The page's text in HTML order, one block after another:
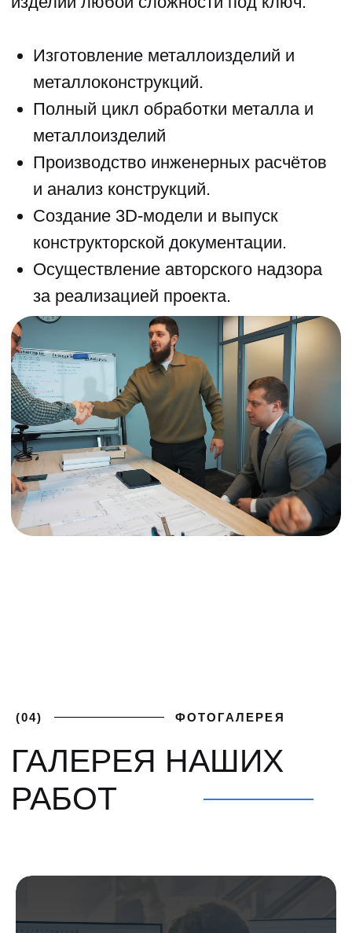
ПОЛУЧИТЕ
Отправьте нам лучшее
поставщика и мы его перебьём